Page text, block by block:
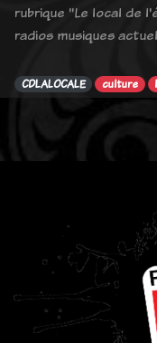
rubrique "Le local de
radios musiques
CDLALOCALE culture